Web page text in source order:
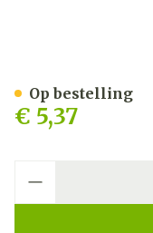
€ 5,37
Op bestelling